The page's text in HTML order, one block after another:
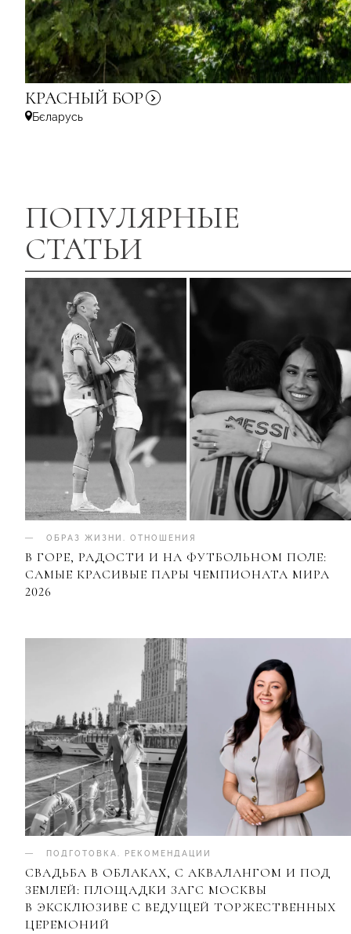
КРАСНЫЙ БОР
Бєларусь
ПОПУЛЯРНЫЕ
СТАТЬИ
ОБРАЗ ЖИЗНИ ОТНОШЕНИЯ
В ГОРЕ, РАДОСТИ И НА ФУТБОЛЬНОМ ПОЛЕ:
САМЫЕ КРАСИВЫЕ ПАРЫ ЧЕМПИОНАТА МИРА
2026
ПОДГОТОВКА. РЕКОМЕНДАЦИИ
СВАДЬБА В ОБЛАКАХ, С АКВАЛАНГОМ И ПОД
ЗЕМЛЕЙ: ПЛОЩАДКИ ЗАГС МОСКВЫ
В ЭКСКЛЮЗИВЕ С ВЕДУЩЕЙ ТОРЖЕСТВЕННЫХ
ЦЕРЕМОНИЙ